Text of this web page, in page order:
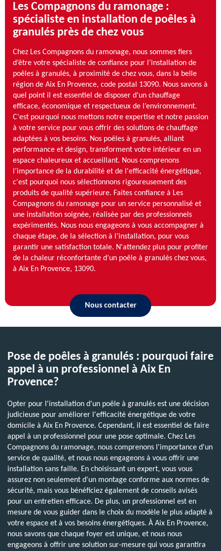
Les Compagnons du ramonage :
spécialiste en installation de poêles à
granulés près de chez vous
Chez Les Compagnons du ramonage, nous sommes fiers
d’être votre spécialiste de confiance pour l’installation de
poêles à granulés, à proximité de chez vous, dans la belle
région de Aix En Provence, code postal 13090. Nous savons à
quel point il est essentiel de disposer d’un chauffage
efficace, économique et respectueux de l’environnement.
C'est pourquoi nous mettons notre expertise et notre passion
à votre service pour vous offrir des solutions de chauffage
adaptées à vos besoins. Nos poêles à granulés, alliant
performance et design, transforment votre intérieur en un
espace chaleureux et accueillant. Nous comprenons
l’importance de la durabilité et de l'efficacité énergétique,
c'est pourquoi nous sélectionnons rigoureusement des
produits de qualité supérieure. Faites confiance à Les
Compagnons du ramonage pour un service personnalisé et
une installation soignée, réalisée par des professionnels
expérimentés. Nous nous engageons à vous accompagner à
chaque étape, de la sélection à l’installation, pour vous
garantir une satisfaction totale. N'attendez plus pour profiter
de la chaleur réconfortante d’un poêle à granulés chez vous,
à Aix En Provence, 13090.
Nous contacter
Pose de poêles à granulés : pourquoi faire
appel à un professionnel à Aix En
Provence?
Opter pour l'installation d'un poêle à granulés est une décision
judicieuse pour améliorer l'efficacité énergétique de votre
domicile à Aix En Provence. Cependant, il est essentiel de faire
appel à un professionnel pour une pose optimale. Chez Les
Compagnons du ramonage, nous comprenons l'importance d'un
service de qualité, et nous nous engageons à vous offrir une
installation sans faille. En choisissant un expert, vous vous
assurez non seulement d'un montage conforme aux normes de
sécurité, mais vous bénéficiez également de conseils avisés
pour un entretien efficace. De plus, un professionnel est en
mesure de vous guider dans le choix du modèle le plus adapté à
votre espace et à vos besoins énergétiques. À Aix En Provence,
nous savons que chaque foyer est unique, et nous nous
engageons à offrir une solution sur-mesure qui vous garantira